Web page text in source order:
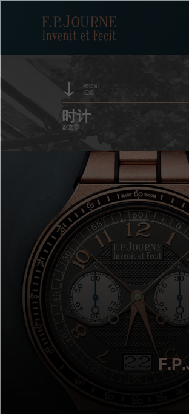
内
F.P.Journe
按类别
过滤
时计
篇文章